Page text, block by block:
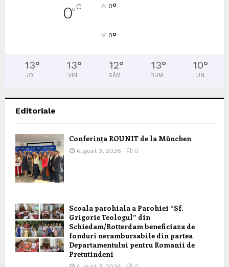
0°C 0°
0°
13°
JOI
13°
VIN
12°
SÂM
13°
DUM
10°
LUN
Editoriale
Conferința ROUNIT de la München
August 3, 2026 0
Scoala parohiala a Parohiei “Sf.
Grigorie Teologul” din
Schiedam/Rotterdam beneficiaza de
fonduri nerambursabile din partea
Departamentului pentru Romanii de
Pretutindeni